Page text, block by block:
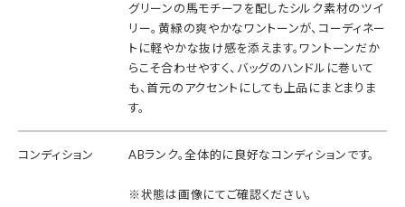
グリーンの馬モチーフを配したシルク素材のツイ
リー。黄緑の爽やかなワントーンが、コーディネー
トに軽やかな抜け感を添えます。ワントーンだか
らこそ合わせやすく、バッグのハンドルに巻いて
も、首元のアクセントにしても上品にまとまりま
す。
コンディション ABランク。全体的に良好なコンディションです。
※状態は画像にてご確認ください。